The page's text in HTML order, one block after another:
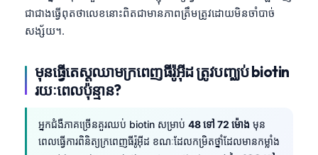
ជាជាងធ្វើពុតថាលេខនោះពិតជាមានភាពត្រឹមត្រូវដោយមិនចាំបាច់
សង្ស័យ។.
មុនធ្វើតេស្តឈាមក្រពេញធីរ៉ូអ៊ីដ ត្រូវបញ្ឈប់ biotin
រយៈពេលប៉ុន្មាន?
អ្នកជំងឺភាគច្រើនគួរឈប់ biotin សម្រាប់ 48 ទៅ 72 ម៉ោង មុន
ពេលធ្វើការពិនិត្យក្រពេញធីរ៉ូអ៊ីដ ខណៈដែលកម្រិតថ្នាំដែលមានកម្លាំង